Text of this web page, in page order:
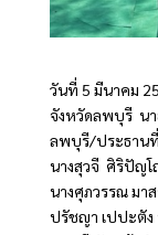
วันที่ 5 มีนาคม
จังหวัดลพบุรี นา
ลพบุรี/ประธาน
นางสุวจี ศิริปัญโ
นางศุภวรรณ มา
ปรัชญา เปปะตัง